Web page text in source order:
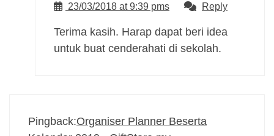
23/03/2018 at 9:39 pms Reply
Terima kasih. Harap dapat beri idea
untuk buat cenderahati di sekolah.
Pingback:Organiser Planner Beserta